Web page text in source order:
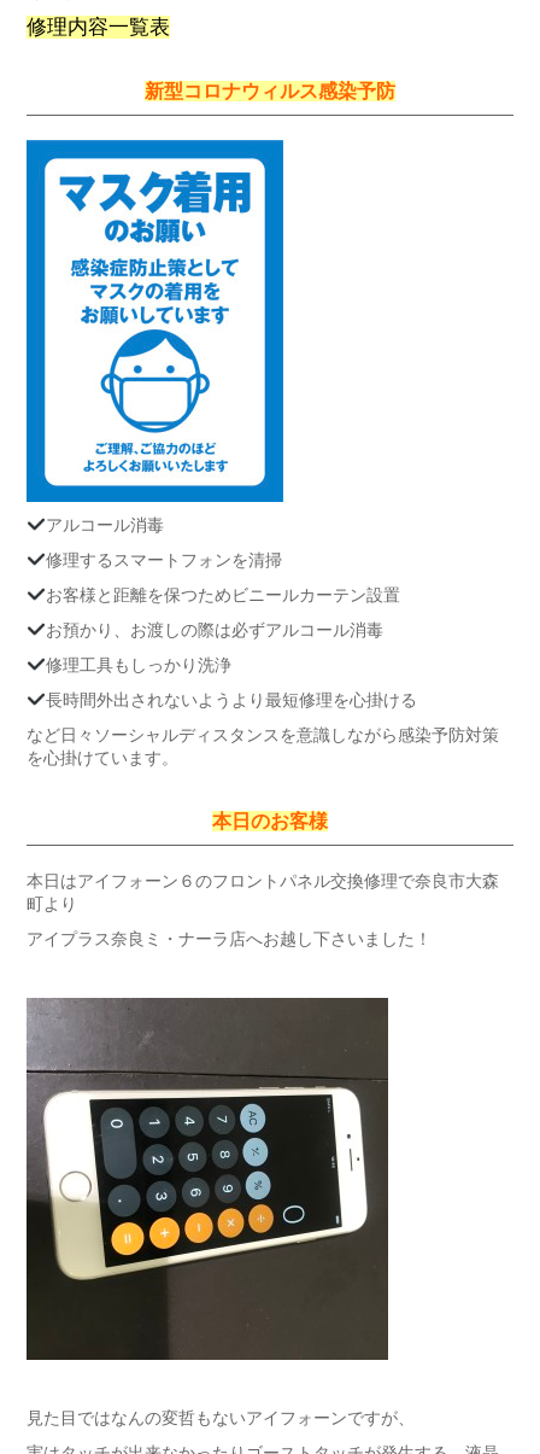
修理内容一覧表
新型コロナウィルス感染予防
アルコール消毒
修理するスマートフォンを清掃
お客様と距離を保つためビニールカーテン設置
お預かり、お渡しの際は必ずアルコール消毒
修理工具もしっかり洗浄
長時間外出されないようより最短修理を心掛ける
など日々ソーシャルディスタンスを意識しながら感染予防対策
を心掛けています。
本日のお客様
本日はアイフォーン６のフロントパネル交換修理で奈良市大森
町より
アイプラス奈良ミ・ナーラ店へお越し下さいました！
見た目ではなんの変哲もないアイフォーンですが、